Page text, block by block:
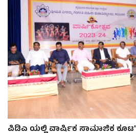
ಪಿಡಿಎ ಯಲ್ಲಿ ವಾರ್ಷಿಕ ಸಾಮಾಜಿಕ ಕೂಟ'